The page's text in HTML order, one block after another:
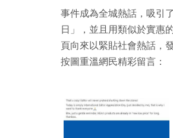
事件成為全城熱話，吸引了
日」，並且用類似於實惠
頁向來以緊貼社會熱話，
按圖重溫網民精彩留言：